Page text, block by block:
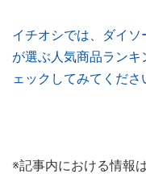
イチオシでは、ダイ
が選ぶ人気商品ラン
ェックしてみてくださ
※記事内における情報